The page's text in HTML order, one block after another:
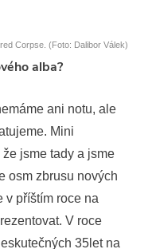
Corpse. (Foto: Dalibor Válek)
alba?
ani notu, ale
Mini
jsme tady a jsme
osm zbrusu nových
v příštím roce na
V roce
35let na